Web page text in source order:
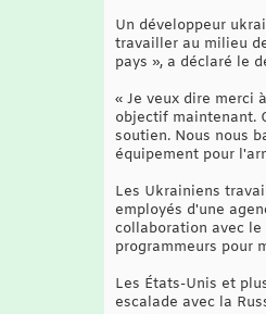
Un développeur
travailler au milieu
pays », a déclaré le
« Je veux dire merci
objectif maintenant.
soutien. Nous nous
équipement pour
Les Ukrainiens
employés d'une
collaboration avec le
programmeurs pour
Les États-Unis et
escalade avec la